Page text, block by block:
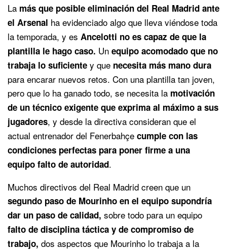
La más que posible eliminación del Real Madrid ante
el Arsenal ha evidenciado algo que lleva viéndose toda
la temporada, y es Ancelotti no es capaz de que la
plantilla le hago caso. Un equipo acomodado que no
trabaja lo suficiente y que necesita más mano dura
para encarar nuevos retos. Con una plantilla tan joven,
pero que lo ha ganado todo, se necesita la motivación
de un técnico exigente que exprima al máximo a sus
jugadores, y desde la directiva consideran que el
actual entrenador del Fenerbahçe cumple con las
condiciones perfectas para poner firme a una
equipo falto de autoridad.
Muchos directivos del Real Madrid creen que un
segundo paso de Mourinho en el equipo supondría
dar un paso de calidad, sobre todo para un equipo
falto de disciplina táctica y de compromiso de
trabajo, dos aspectos que Mourinho lo trabaja a la